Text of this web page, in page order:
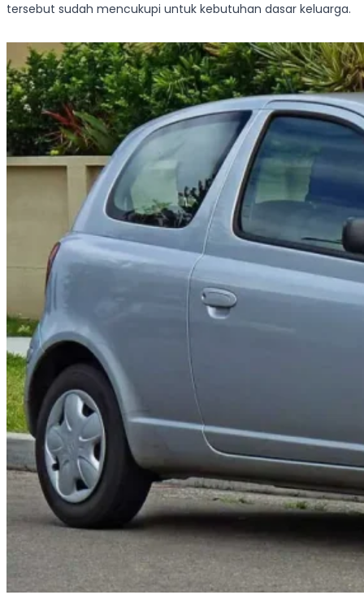
tersebut sudah mencukupi untuk kebutuhan dasar keluarga.